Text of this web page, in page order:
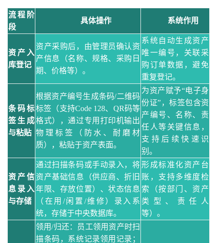
流程阶
段
具体操作 系统作用
资产入
库登记
资产采购后，由管理员确认资
产信息（名称、规格、采购日
期、价格等）。
系统自动生成资产
唯一编号，关联采
购订单数据，避免
重复登记。
条码标
签生成
与粘贴
根据资产编号生成条码/二维码
标签（支持Code 128、QR码等
格式），通过专用打印机输出
物理标签（防水、耐磨材
质），粘贴于资产表面。
为资产赋予“电子身
份证”，标签包含资
产编号、名称、责
任人等关键信息，
支持后续快速识
别。
资产信
息录入
与存储
通过扫描条码或手动录入，将
资产基础信息（供应商、折旧
年限、存放位置）、状态信息
（在用 /闲置/维修）录入系
统，存储于中央数据库。
形成标准化资产台
账，支持多维度检
索（按部门、资产
类型、责任人
等）。
领用/归还 ：员工领用资产时扫
描条码，系统记录领用记录；